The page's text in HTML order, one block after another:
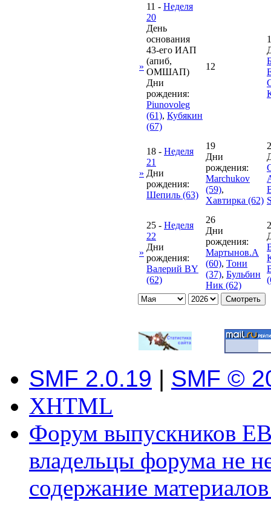
»
11 - Неделя
20
День
основания
43-его ИАП
(апиб,
ОМШАП)
Дни
рождения:
Piunovoleg
(61), Кубякин
(67)
12
»
18 - Неделя
21
Дни
рождения:
Шепиль (63)
19
Дни
рождения:
Marchukov
(59),
Хавтирка (62)
»
25 - Неделя
22
Дни
рождения:
Валерий BY
(62)
26
Дни
рождения:
Мартынов.А
(60), Тони
(37), Бульбин
Ник (62)
SMF 2.0.19 | SMF ©
XHTML
Форум выпускников
владельцы форума не
содержание